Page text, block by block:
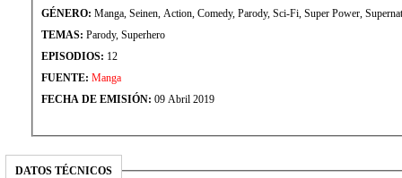
GÉNERO: Manga, Seinen, Action, Comedy, Parody, Sci-Fi, Super Power,
TEMAS: Parody, Superhero
EPISODIOS: 12
FUENTE: Manga
FECHA DE EMISIÓN: 09 Abril 2019
DATOS TÉCNICOS